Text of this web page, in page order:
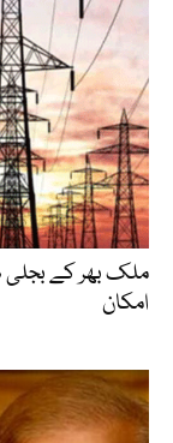
ملک بھر کے بجلی
امکان